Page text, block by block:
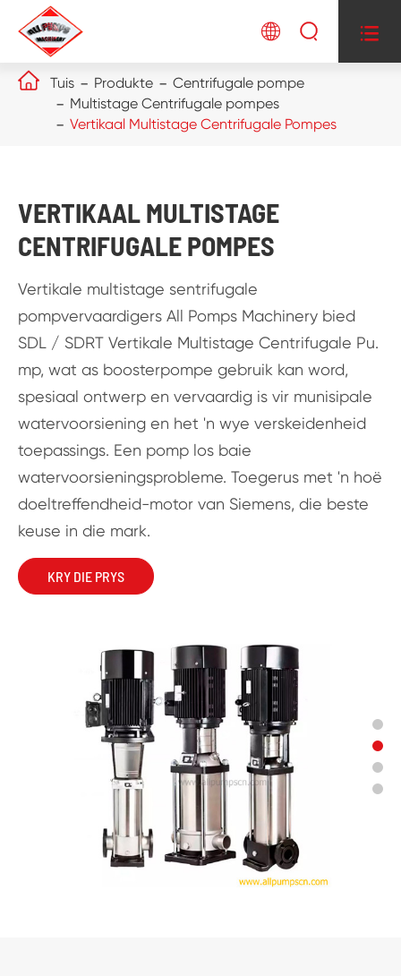
  
 Tuis Produkte
Centrifugale pompe
Multistage Centrifugale pompes
Vertikaal Multistage Centrifugale Pompes
VERTIKAAL MULTISTAGE
CENTRIFUGALE POMPES
Vertikale multistage sentrifugale
pompvervaardigers All Pomps Machinery bied
SDL / SDRT Vertikale Multistage Centrifugale Pu.
mp, wat as boosterpompe gebruik kan word,
spesiaal ontwerp en vervaardig is vir munisipale
watervoorsiening en het 'n wye verskeidenheid
toepassings. Een pomp los baie
watervoorsieningsprobleme. Toegerus met 'n hoë
doeltreffendheid-motor van Siemens, die beste
keuse in die mark.
KRY DIE PRYS